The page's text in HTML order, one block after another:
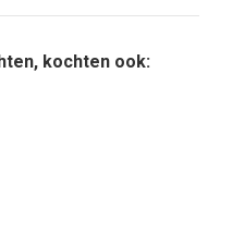
kochten ook: